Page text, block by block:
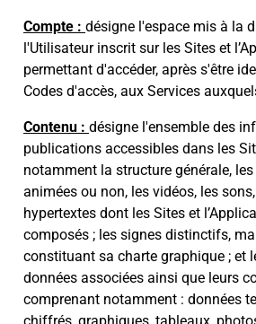
Compte : désigne l'espace mis à la
l'Utilisateur inscrit sur les Sites et
permettant d'accéder, après s'être
Codes d'accès, aux Services
Contenu : désigne l'ensemble des
publications accessibles dans les
notamment la structure générale,
animées ou non, les vidéos, les
hypertextes dont les Sites et
composés ; les signes distinctifs,
constituant sa charte graphique ; et
données associées ainsi que leurs
comprenant notamment : données
chiffrés, graphiques, tableaux,